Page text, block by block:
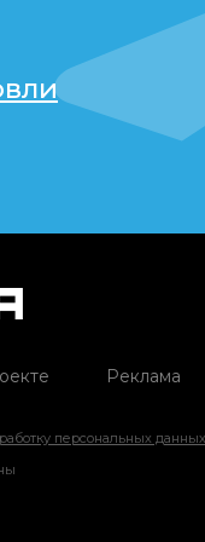
персональных данных
Реклама